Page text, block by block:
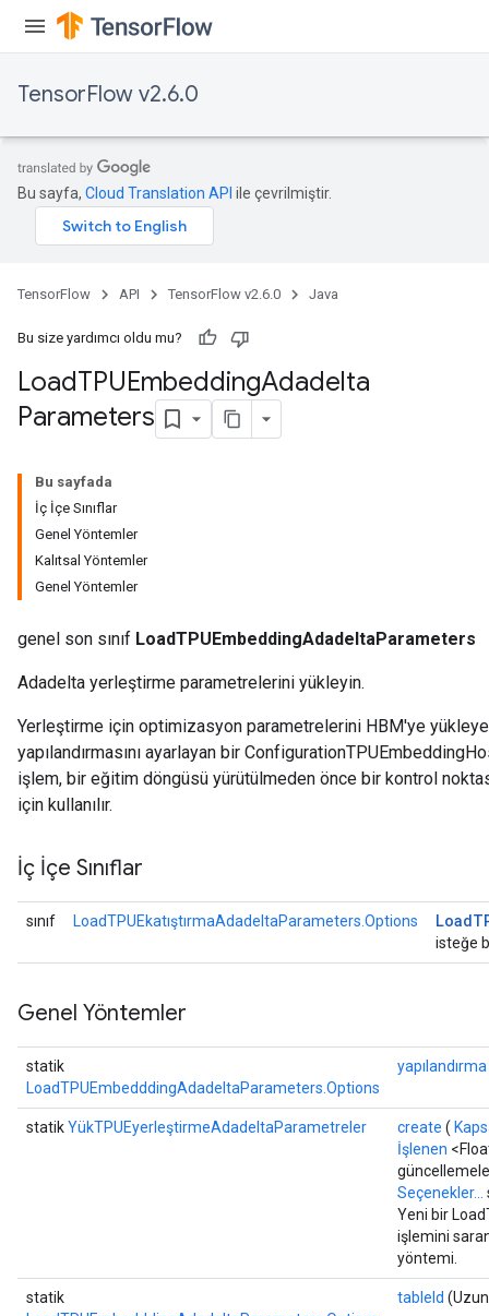
TensorFlow v2.6.0
Bu sayfa, Cloud Translation API ile çevrilmiştir.
TensorFlow API TensorFlow v2.6.0 Java
Bu size yardımcı oldu mu?
LoadTPUEmbeddingAdadelta
Parameters
Bu sayfada
İç İçe Sınıflar
Genel Yöntemler
Kalıtsal Yöntemler
Genel Yöntemler
genel son sınıf LoadTPUEmbeddingAdadeltaParameters
Adadelta yerleştirme parametrelerini yükleyin.
Yerleştirme için optimizasyon parametrelerini HBM'ye
yapılandırmasını ayarlayan bir
işlem, bir eğitim döngüsü yürütülmeden önce bir kontrol
için kullanılır.
İç İçe Sınıflar
sınıf LoadTPUEkatıştırmaAdadeltaParameters.Options Load
isteğe
Genel Yöntemler
statik
LoadTPUEmbedddingAdadeltaParameters.Options
yapılandırma
statikYükTPUEyerleştirmeAdadeltaParametreler create (
İşlenen
Seçenekler...
Yeni bir
işlemini
yöntemi.
statik
tableId